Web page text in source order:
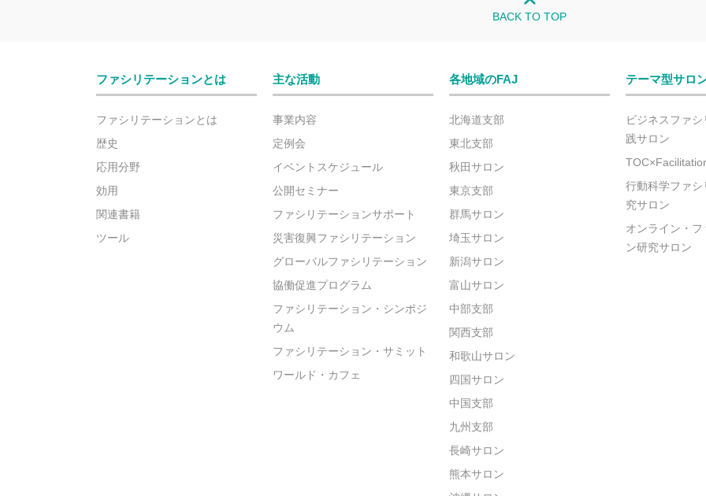
BACK TO TOP
ファシリテーションとは
ファシリテーションとは
歴史
応用分野
効用
関連書籍
ツール
主な活動
事業内容
定例会
イベントスケジュール
公開セミナー
ファシリテーションサポート
災害復興ファシリテーション
グローバルファシリテーション
協働促進プログラム
ファシリテーション・シンポジ
ウム
ファシリテーション・サミット
ワールド・カフェ
各地域のFAJ
北海道支部
東北支部
秋田サロン
東京支部
群馬サロン
埼玉サロン
新潟サロン
富山サロン
中部支部
関西支部
和歌山サロン
四国サロン
中国支部
九州支部
長崎サロン
熊本サロン
テーマ型サロ
ビジネスファ
践サロン
行動科学ファ
究サロン
オンライン・
ン研究サロン